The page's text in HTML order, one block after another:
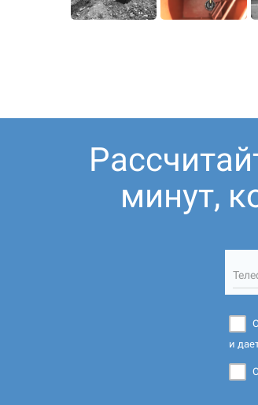
минут,
и